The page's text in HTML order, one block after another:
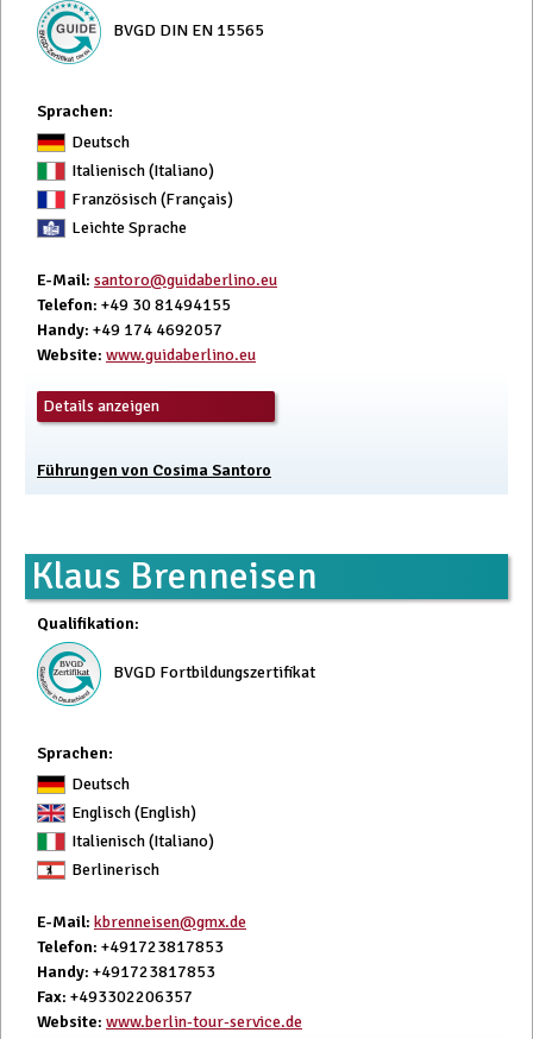
BVGD DIN EN 15565
Sprachen:
Deutsch
Italienisch (Italiano)
Französisch (Français)
Leichte Sprache
E-Mail: santoro@guidaberlino.eu
Telefon: +49 30 81494155
Handy: +49 174 4692057
Website: www.guidaberlino.eu
Details anzeigen
Führungen von Cosima Santoro
Klaus Brenneisen
Qualifikation:
BVGD Fortbildungszertifikat
Sprachen:
Deutsch
Englisch (English)
Italienisch (Italiano)
Berlinerisch
E-Mail: kbrenneisen@gmx.de
Telefon: +491723817853
Handy: +491723817853
Fax: +493302206357
Website: www.berlin-tour-service.de